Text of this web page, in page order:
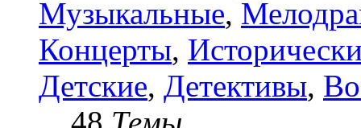
Музыкальные,
Концерты,
Детские, Детективы,